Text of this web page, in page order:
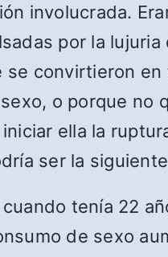
involucrada.
por la
se convirtieron
o porque no
ella la
ser la
cuando tenía 22
de sexo